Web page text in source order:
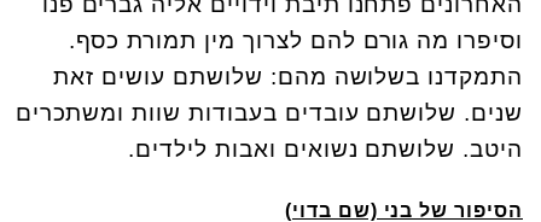
וסיפרו מה גורם להם לצרוך מין תמורת כסף.
התמקדנו בשלושה מהם: שלושתם עושים זאת
שנים. שלושתם עובדים בעבודות שוות ומשתכרים
היטב. שלושתם נשואים ואבות לילדים.
הסיפור של בני (שם בדוי)